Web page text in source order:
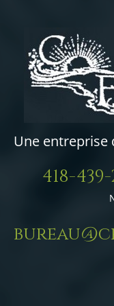
Une entreprise
418-